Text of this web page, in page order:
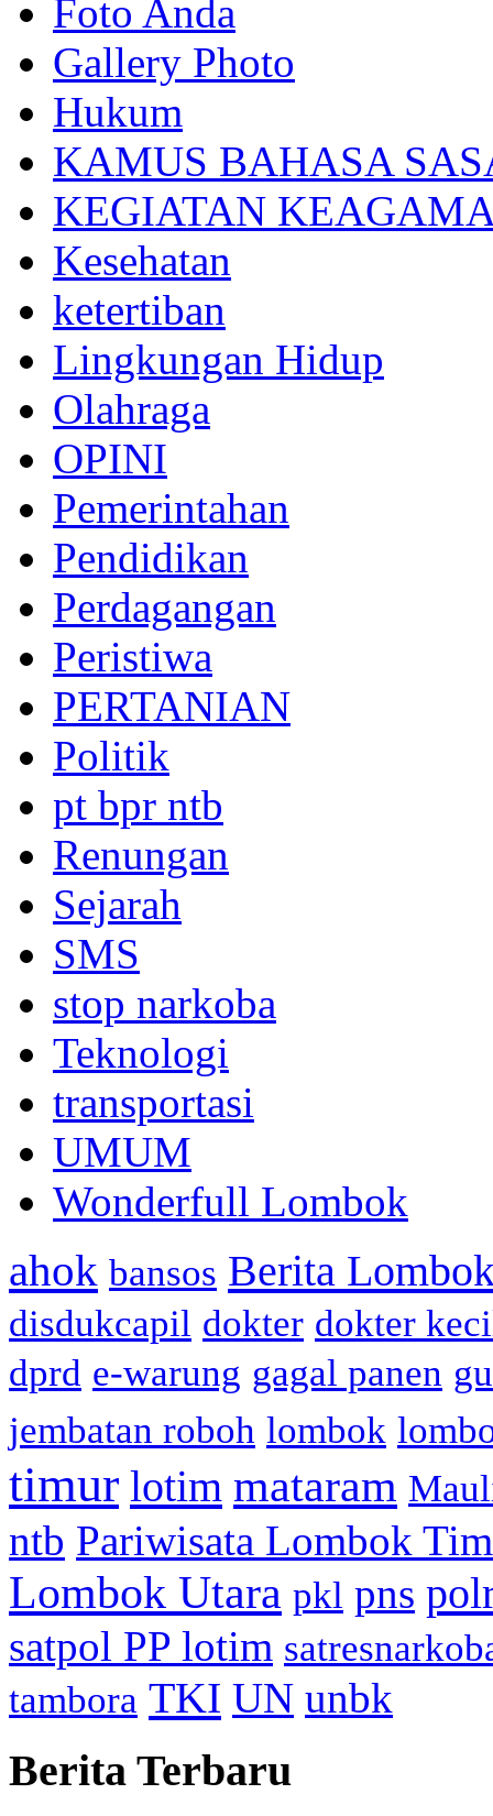
Foto Anda
Gallery Photo
Hukum
KAMUS BAHASA
KEGIATAN
Kesehatan
ketertiban
Lingkungan Hidup
Olahraga
OPINI
Pemerintahan
Pendidikan
Perdagangan
Peristiwa
PERTANIAN
Politik
pt bpr ntb
Renungan
Sejarah
SMS
stop narkoba
Teknologi
transportasi
UMUM
Wonderfull Lombok
ahok bansos Berita
disdukcapil dokter dokter
dprd e-warung gagal panen
jembatan roboh lombok
timur lotim mataram
ntb Pariwisata Lombok
Lombok Utara pkl pns
satpol PP lotim
tambora TKI UN unbk
Berita Terbaru